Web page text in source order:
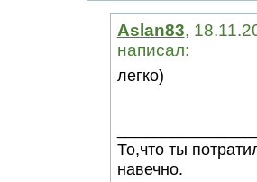
Aslan83,
написал:
легко)
То,что ты
навечно.